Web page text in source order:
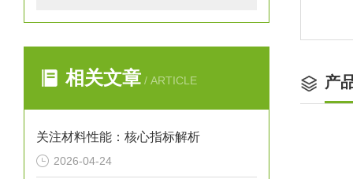
相关文章 / ARTICLE
关注材料性能：核心指标解析
2026-04-24
产